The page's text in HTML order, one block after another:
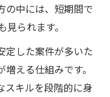
の中には、短期間で
られます。
定した案件が多いた
える仕組みです。
スキルを段階的に身